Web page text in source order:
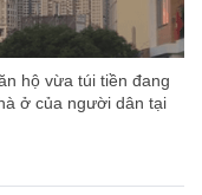
hộ vừa túi tiền đang
ở của người dân tại